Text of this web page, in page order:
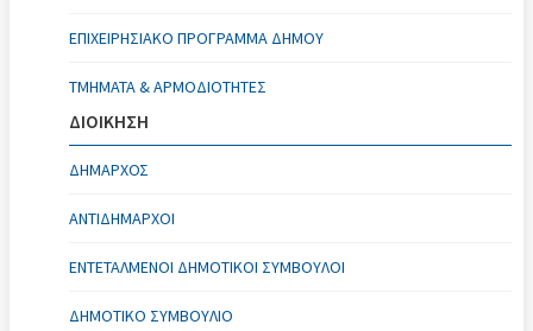
ΕΠΙΧΕΙΡΗΣΙΑΚΌ ΠΡΌΓΡΑΜΜΑ ΔΉΜΟΥ
ΤΜΉΜΑΤΑ & ΑΡΜΟΔΙΌΤΗΤΕΣ
ΔΙΟΙΚΗΣΗ
ΔΉΜΑΡΧΟΣ
ΑΝΤΙΔΉΜΑΡΧΟΙ
ΕΝΤΕΤΑΛΜΈΝΟΙ ΔΗΜΟΤΙΚΟΊ ΣΎΜΒΟΥΛΟΙ
ΔΗΜΟΤΙΚΌ ΣΥΜΒΟΎΛΙΟ